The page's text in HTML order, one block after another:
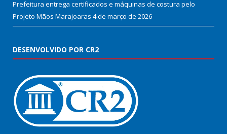
Prefeitura entrega certificados e máquinas de costura pelo
Projeto Mãos Marajoaras 4 de março de 2026
DESENVOLVIDO POR CR2